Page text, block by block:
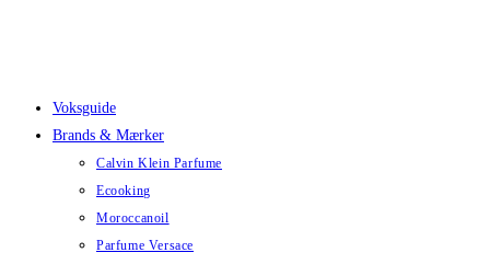
Voksguide
Brands & Mærker
Calvin Klein Parfume
Ecooking
Moroccanoil
Parfume Versace